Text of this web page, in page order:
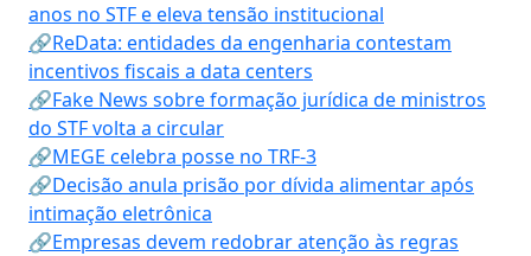
anos no STF e eleva tensão institucional
🔗ReData: entidades da engenharia contestam
incentivos fiscais a data centers
🔗Fake News sobre formação jurídica de ministros
do STF volta a circular
🔗MEGE celebra posse no TRF-3
🔗Decisão anula prisão por dívida alimentar após
intimação eletrônica
🔗Empresas devem redobrar atenção às regras